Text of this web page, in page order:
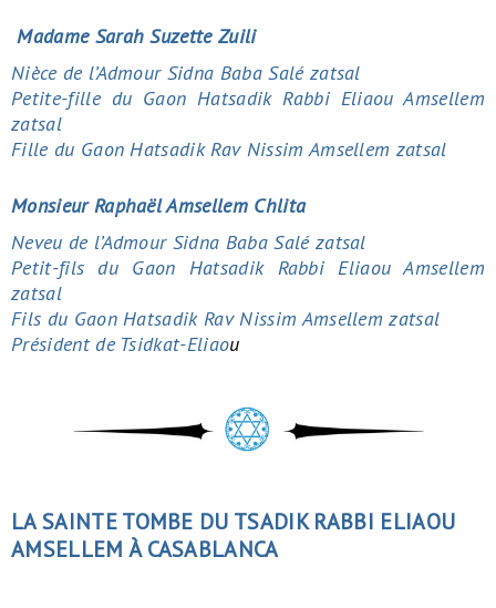
Madame Sarah Suzette Zuili
Nièce de l’Admour Sidna Baba Salé zatsal
Petite-fille du Gaon Hatsadik Rabbi Eliaou Amsellem
zatsal
Fille du Gaon Hatsadik Rav Nissim Amsellem zatsal
Monsieur Raphaël Amsellem Chlita
Neveu de l’Admour Sidna Baba Salé zatsal
Petit-fils du Gaon Hatsadik Rabbi Eliaou Amsellem
zatsal
Fils du Gaon Hatsadik Rav Nissim Amsellem zatsal
Président de Tsidkat-Eliaou
LA SAINTE TOMBE DU TSADIK RABBI ELIAOU
AMSELLEM À CASABLANCA